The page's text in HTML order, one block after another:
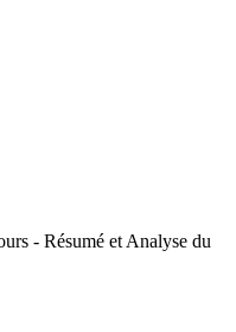
- Résumé et Analyse du